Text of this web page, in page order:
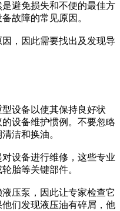
避免损失和不便的最佳方
故障的常见原因。
，因此需要找出及发现导
设备以使其保持良好状
设备维护惯例。不要忽略
洁和换油。
设备进行维修，这些专业
胎等关键部件。
压泵，因此让专家检查它
们发现液压油有碎屑，他